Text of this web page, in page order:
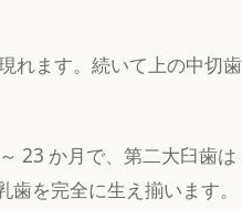
れます。続いて上の中切
23 か月で、第二大臼歯
を完全に生え揃います。